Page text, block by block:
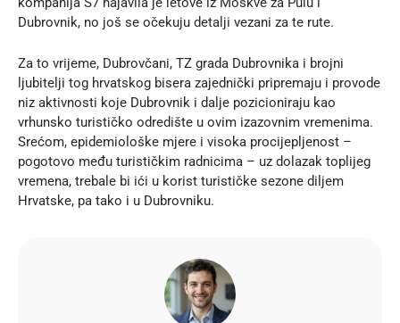
Dubrovnik, no još se očekuju detalji vezani za te rute.
Za to vrijeme, Dubrovčani, TZ grada Dubrovnika i brojni
ljubitelji tog hrvatskog bisera zajednički pripremaju i provode
niz aktivnosti koje Dubrovnik i dalje pozicioniraju kao
vrhunsko turističko odredište u ovim izazovnim vremenima.
Srećom, epidemiološke mjere i visoka procijepljenost –
pogotovo među turističkim radnicima – uz dolazak toplijeg
vremena, trebale bi ići u korist turističke sezone diljem
Hrvatske, pa tako i u Dubrovniku.